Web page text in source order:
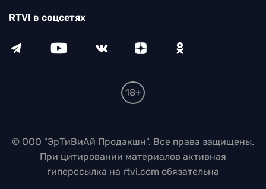
RTVI в соцсетях
18+
© ООО "ЭрТиВиАй Продакшн". Все права защищены.
При цитировании материалов активная
гиперссылка на rtvi.com обязательна